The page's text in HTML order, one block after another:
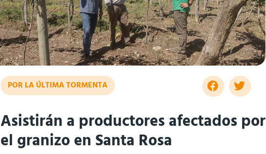
POR LA ÚLTIMA TORMENTA
Asistirán a productores afectados por
el granizo en Santa Rosa